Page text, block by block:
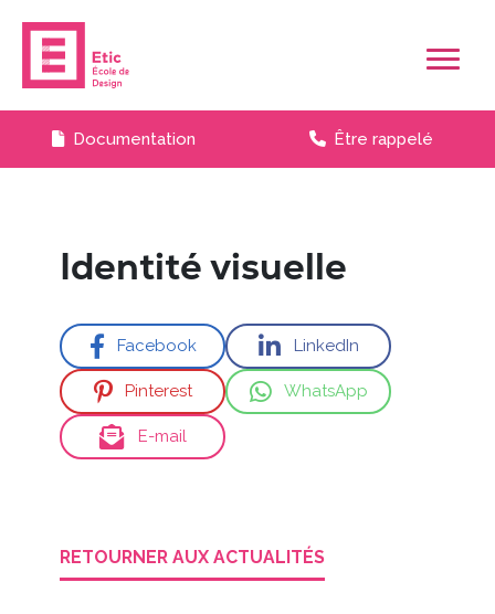
Documentation Être rappelé
Identité visuelle
Facebook LinkedIn
Pinterest WhatsApp
E-mail
RETOURNER AUX ACTUALITÉS